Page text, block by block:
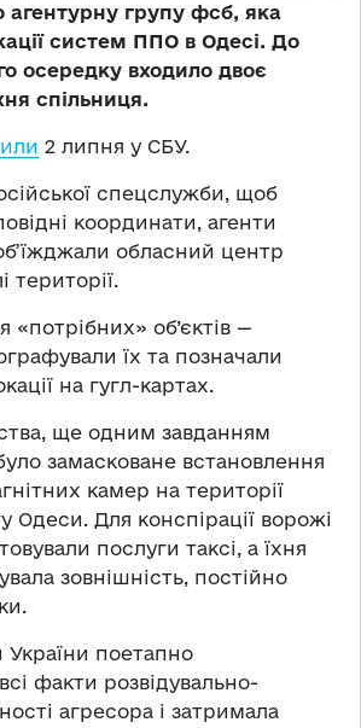
агентурну групу фсб, яка
систем ППО в Одесі. До
осередку входило двоє
спільниця.
2 липня у СБУ.
спецслужби, щоб
координати, агенти
обласний центр
території.
«потрібних» об’єктів —
їх та позначали
на гугл-картах.
ще одним завданням
замасковане встановлення
камер на території
Одеси. Для конспірації ворожі
послуги таксі, а їхня
зовнішність, постійно
поетапно
факти розвідувально-
агресора і затримала